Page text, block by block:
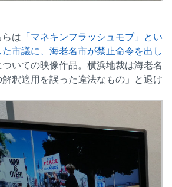
は 「マネキンフラッシュモブ」とい
市議に、海老名市が禁止命令を出し
ついての映像作品。横浜地裁は海老名
釈適用を誤った違法なもの」と退け